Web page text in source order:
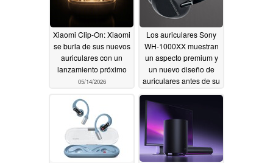
Xiaomi Clip-On: Xiaomi
se burla de sus nuevos
auriculares con un
lanzamiento próximo
05/14/2026
Los auriculares Sony
WH-1000XX muestran
un aspecto premium y
un nuevo diseño de
auriculares antes de su
lanzamiento en mayo